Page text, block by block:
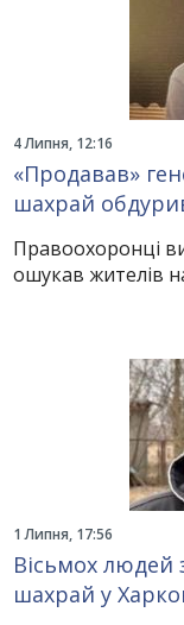
4 Липня, 12:16
«Продавав»
шахрай
Правоохоронці
ошукав жителів
1 Липня, 17:56
Вісьмох людей
шахрай у